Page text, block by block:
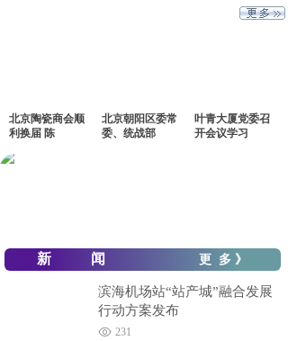
北京陶瓷商会顺
利换届 陈
北京朝阳区委常
委、统战部
叶青大厦党委召
开会议学习
新 闻 更 多 》
滨海机场站“站产城”融合发展
行动方案发布
231